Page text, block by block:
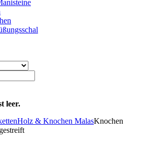
leer.
Holz & Knochen MalasKnochen